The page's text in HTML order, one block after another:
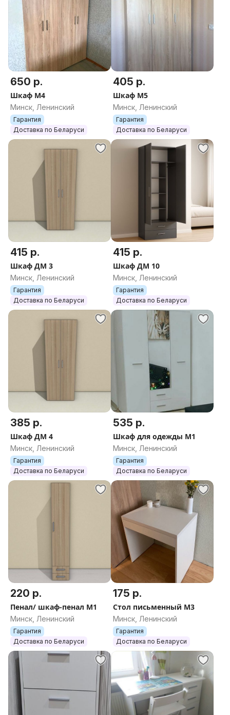
650 р.
Шкаф М4
Минск, Ленинский
Гарантия
Доставка по Беларуси
405 р.
Шкаф М5
Минск, Ленинский
Гарантия
Доставка по Беларуси
415 р.
Шкаф ДМ 3
Минск, Ленинский
Гарантия
Доставка по Беларуси
415 р.
Шкаф ДМ 10
Минск, Ленинский
Гарантия
Доставка по Беларуси
385 р.
Шкаф ДМ 4
Минск, Ленинский
Гарантия
Доставка по Беларуси
535 р.
Шкаф для одежды М1
Минск, Ленинский
Гарантия
Доставка по Беларуси
220 р.
Пенал/ шкаф-пенал М1
Минск, Ленинский
Гарантия
Доставка по Беларуси
175 р.
Стол письменный М3
Минск, Ленинский
Гарантия
Доставка по Беларуси